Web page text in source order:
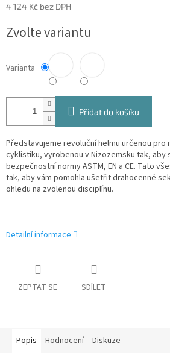
4 124 Kč bez DPH
cena:
Zvolte variantu
Varianta
Přidat do košíku
Představujeme revoluční helmu určenou pro
cyklistiku, vyrobenou v Nizozemsku tak, aby
bezpečnostní normy ASTM, EN a CE. Tato
tak, aby vám pomohla ušetřit drahocenné
ohledu na zvolenou disciplínu.
Detailní informace
ZEPTAT SE SDÍLET
Popis Hodnocení Diskuze